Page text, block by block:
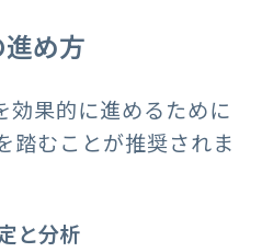
め方
効果的に進めるために
踏むことが推奨されま
と分析